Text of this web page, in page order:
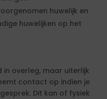
huwelijk en
huwelijken op het
overleg, maar uiterlijk
contact op indien je
Dit kan of fysiek